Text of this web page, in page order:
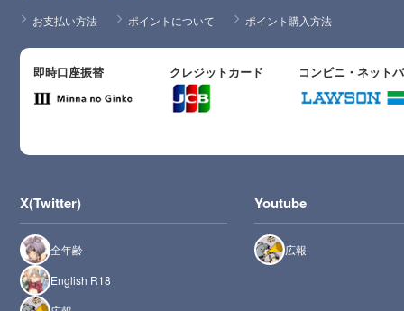
お支払い方法 ポイントについて ポイント購入方法
即時口座振替 クレジットカード コンビニ・ネット
X(Twitter)
全年齢
English R18
Youtube
広報